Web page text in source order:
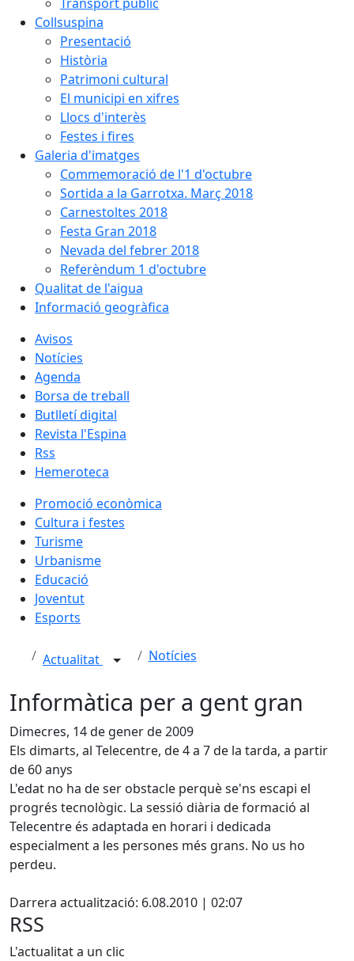
Collsuspina
Presentació
Història
Patrimoni cultural
El municipi en xifres
Llocs d'interès
Festes i fires
Galeria d'imatges
Commemoració de l'1 d'octubre
Sortida a la Garrotxa. Març 2018
Carnestoltes 2018
Festa Gran 2018
Nevada del febrer 2018
Referèndum 1 d'octubre
Qualitat de l'aigua
Informació geogràfica
Avisos
Notícies
Agenda
Borsa de treball
Butlletí digital
Revista l'Espina
Rss
Hemeroteca
Promoció econòmica
Cultura i festes
Turisme
Urbanisme
Educació
Joventut
Esports
Actualitat Notícies
Informàtica per a gent gran
Dimecres, 14 de gener de 2009
Els dimarts, al Telecentre, de 4 a 7 de la tarda, a partir
de 60 anys
L'edat no ha de ser obstacle perquè se'ns escapi el
progrés tecnològic. La sessió diària de formació al
Telecentre és adaptada en horari i dedicada
especialment a les persones més grans. No us ho
perdeu.
Darrera actualització: 6.08.2010 | 02:07
RSS
L'actualitat a un clic